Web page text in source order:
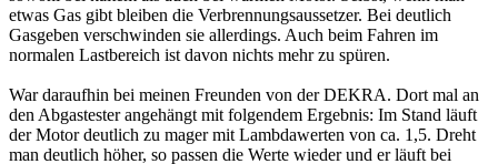
etwas Gas gibt bleiben die Verbrennungsaussetzer. Bei deutlich
Gasgeben verschwinden sie allerdings. Auch beim Fahren im
normalen Lastbereich ist davon nichts mehr zu spüren.
War daraufhin bei meinen Freunden von der DEKRA. Dort mal an
den Abgastester angehängt mit folgendem Ergebnis: Im Stand läuft
der Motor deutlich zu mager mit Lambdawerten von ca. 1,5. Dreht
man deutlich höher, so passen die Werte wieder und er läuft bei